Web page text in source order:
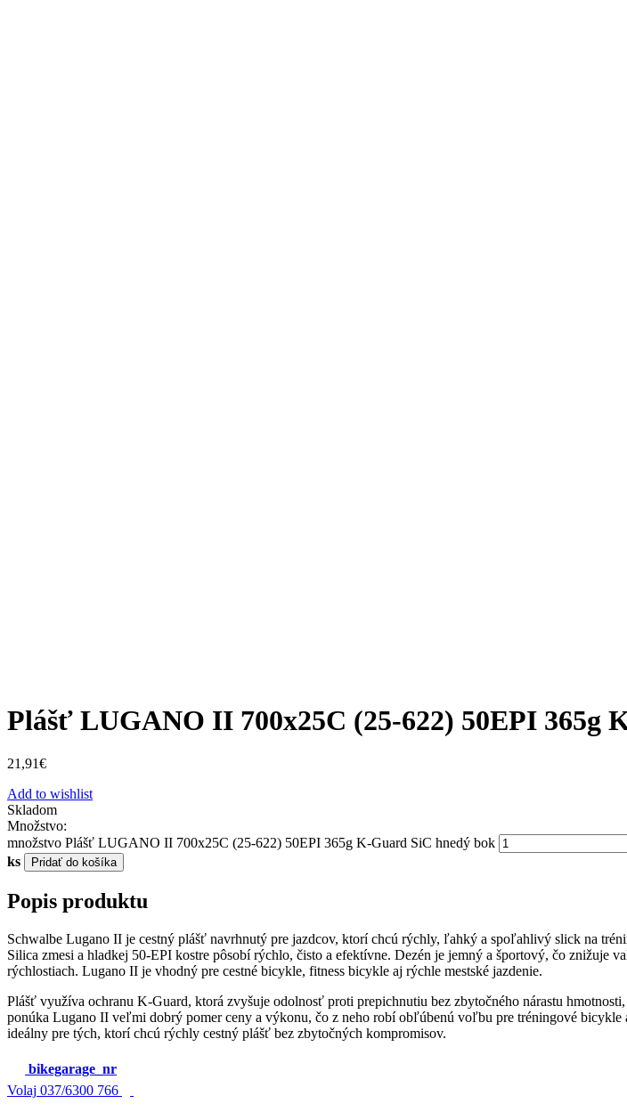
Plášť LUGANO II 700x25C (25-622) 50EPI 365g
21,91€
Add to wishlist
Skladom
Množstvo:
množstvo Plášť LUGANO II 700x25C (25-622) 50EPI 365g K-Guard SiC hnedý bok
ks
Pridať do košíka
Popis produktu
Schwalbe Lugano II je cestný plášť navrhnutý pre jazdcov, ktorí chcú rýchly, ľahký a spoľahlivý slick na
Silica zmesi a hladkej 50‑EPI kostre pôsobí rýchlo, čisto a efektívne. Dezén je jemný a športový, čo
rýchlostiach. Lugano II je vhodný pre cestné bicykle, fitness bicykle aj rýchle mestské jazdenie.
Plášť využíva ochranu K‑Guard, ktorá zvyšuje odolnosť proti prepichnutiu bez zbytočného nárastu
ponúka Lugano II veľmi dobrý pomer ceny a výkonu, čo z neho robí obľúbenú voľbu pre tréningové
ideálny pre tých, ktorí chcú rýchly cestný plášť bez zbytočných kompromisov.
bikegarage_nr
Volaj 037/6300 766